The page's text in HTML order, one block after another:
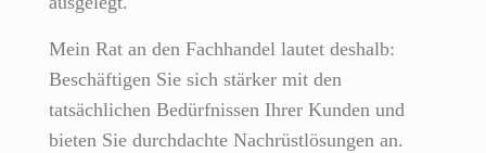
Mein Rat an den Fachhandel lautet deshalb:
Beschäftigen Sie sich stärker mit den
tatsächlichen Bedürfnissen Ihrer Kunden und
bieten Sie durchdachte Nachrüstlösungen an.